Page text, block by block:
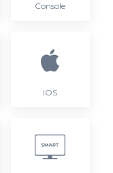
Console
iOS